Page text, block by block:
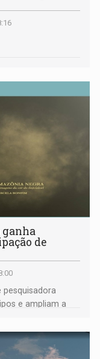
ganha
de
pesquisadora
e ampliam a